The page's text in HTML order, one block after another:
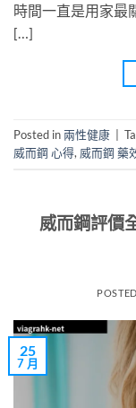
時間一直是用家最
[…]
Posted in兩性健康
威而鋼 心得, 威而鋼 藥
威而鋼評價
25
7 月